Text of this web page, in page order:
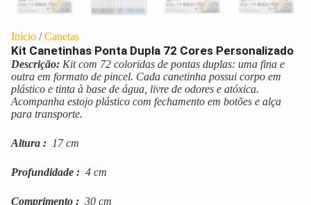
Início /Canetas
Kit Canetinhas Ponta Dupla 72 Cores Personalizado
Descrição: Kit com 72 coloridas de pontas duplas: uma fina e
outra em formato de pincel. Cada canetinha possui corpo em
plástico e tinta à base de água, livre de odores e atóxica.
Acompanha estojo plástico com fechamento em botões e alça
para transporte.
Altura : 17 cm
Profundidade : 4 cm
Comprimento : 30 cm